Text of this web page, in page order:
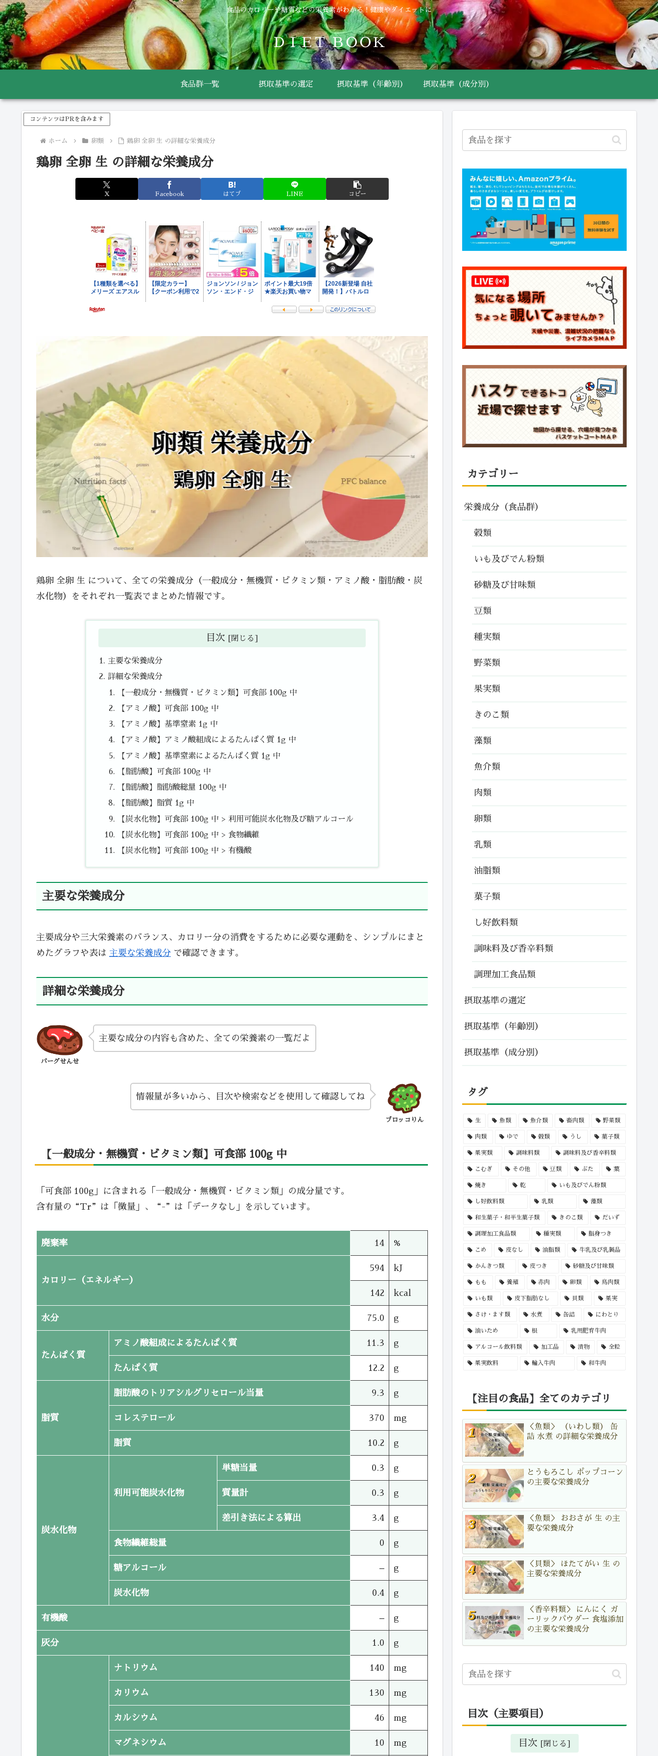
食品のカロリーや糖質などの栄養素がわかる！健康やダイエットに
ＤＩＥＴ ＢＯＯＫ
食品群一覧 摂取基準の選定 摂取基準（年齢別） 摂取基準（成分別）
コンテンツはPRを含みます
ホーム 卵類 鶏卵 全卵 生 の詳細な栄養成分
鶏卵 全卵 生 の詳細な栄養成分
X Facebook はてブ LINE コピー
鶏卵 全卵 生 について、全ての栄養成分（一般成分・無機質・ビタミン類・アミノ酸・脂肪酸・炭
水化物）をそれぞれ一覧表でまとめた情報です。
目次
主要な栄養成分
詳細な栄養成分
【一般成分・無機質・ビタミン類】可食部 100g 中
【アミノ酸】可食部 100g 中
【アミノ酸】基準窒素 1g 中
【アミノ酸】アミノ酸組成によるたんぱく質 1g 中
【アミノ酸】基準窒素によるたんぱく質 1g 中
【脂肪酸】可食部 100g 中
【脂肪酸】脂肪酸総量 100g 中
【脂肪酸】脂質 1g 中
【炭水化物】可食部 100g 中 > 利用可能炭水化物及び糖アルコール
【炭水化物】可食部 100g 中 > 食物繊維
【炭水化物】可食部 100g 中 > 有機酸
主要な栄養成分
主要成分や三大栄養素のバランス、カロリー分の消費をするために必要な運動を、シンプルにまと
めたグラフや表は 主要な栄養成分 で確認できます。
詳細な栄養成分
バーグせんせ
主要な成分の内容も含めた、全ての栄養素の一覧だよ
ブロッコりん
情報量が多いから、目次や検索などを使用して確認してね
【一般成分・無機質・ビタミン類】可食部 100g 中
「可食部 100g」に含まれる「一般成分・無機質・ビタミン類」の成分量です。
含有量の“Tr”は「微量」、“-”は「データなし」を示しています。
廃棄率 14 %
カロリー（エネルギー）
594 kJ
142 kcal
水分 75.0 g
たんぱく質
アミノ酸組成によるたんぱく質 11.3 g
たんぱく質 12.2 g
脂質
脂肪酸のトリアシルグリセロール当量 9.3 g
コレステロール 370 mg
脂質 10.2 g
炭水化物
利用可能炭水化物
単糖当量 0.3 g
質量計 0.3 g
差引き法による算出 3.4 g
食物繊維総量 0 g
糖アルコール – g
炭水化物 0.4 g
有機酸 – g
灰分 1.0 g
ナトリウム 140 mg
カリウム 130 mg
カルシウム 46 mg
マグネシウム 10 mg
カテゴリー
栄養成分（食品群）
穀類
いも及びでん粉類
砂糖及び甘味類
豆類
種実類
野菜類
果実類
きのこ類
藻類
魚介類
肉類
卵類
乳類
油脂類
菓子類
し好飲料類
調味料及び香辛料類
調理加工食品類
摂取基準の選定
摂取基準（年齢別）
摂取基準（成分別）
タグ
生 魚類 魚介類 畜肉類 野菜類
肉類 ゆで 穀類 うし 菓子類
果実類 調味料類 調味料及び香辛料類
こむぎ その他 豆類 ぶた 葉
焼き 乾 いも及びでん粉類
し好飲料類 乳類 藻類
和生菓子・和半生菓子類 きのこ類 だいず
調理加工食品類 種実類 脂身つき
こめ 皮なし 油脂類 牛乳及び乳製品
かんきつ類 皮つき 砂糖及び甘味類
もも 養殖 赤肉 卵類 鳥肉類
いも類 皮下脂肪なし 貝類 果実
さけ・ます類 水煮 缶詰 にわとり
油いため 根 乳用肥育牛肉
アルコール飲料類 加工品 漬物 全粒
果実飲料 輸入牛肉 和牛肉
【注目の食品】全てのカテゴリ
＜魚類＞ （いわし類） 缶
詰 水煮 の詳細な栄養成分
とうもろこし ポップコーン
の主要な栄養成分
＜魚類＞ おおさが 生 の主
要な栄養成分
＜貝類＞ ほたてがい 生 の
主要な栄養成分
＜香辛料類＞ にんにく ガ
ーリックパウダー 食塩添加
の主要な栄養成分
目次（主要項目）
目次